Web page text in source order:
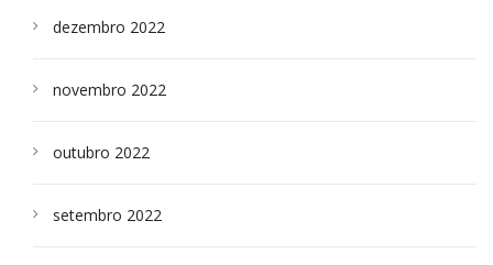
dezembro 2022
novembro 2022
outubro 2022
setembro 2022